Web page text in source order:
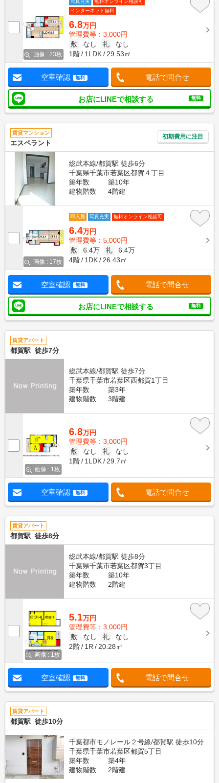
画像 : 23枚
写真充実
無料オンライン相談可
インターネット無料
6.8万円
管理費等：3,000円
敷
なし 礼
なし
1階
1LDK 29.53㎡
空室確認 無料 電話で問合せ
お店にLINEで相談する 無料
賃貸マンション
エスペラント
初期費用に注目
総武本線/都賀駅 徒歩6分
千葉県千葉市若葉区都賀４丁目
築年数
築10年
建物階数
4階建
画像 : 17枚
即入居 写真充実 無料オンライン相談可
6.4万円
管理費等：5,000円
敷
6.4万 礼
6.4万
4階
1DK 26.43㎡
空室確認 無料 電話で問合せ
お店にLINEで相談する 無料
賃貸アパート
都賀駅 徒歩7分
総武本線/都賀駅 徒歩7分
千葉県千葉市若葉区西都賀1丁目
築年数
築3年
建物階数
3階建
画像 : 1枚
6.8万円
管理費等：3,000円
敷
なし 礼
なし
1階
1LDK 29.7㎡
空室確認 無料 電話で問合せ
賃貸アパート
都賀駅 徒歩8分
総武本線/都賀駅 徒歩8分
千葉県千葉市若葉区都賀3丁目
築年数
築10年
建物階数
2階建
画像 : 1枚
5.1万円
管理費等：3,000円
敷
なし 礼
なし
2階
1R 20.28㎡
空室確認 無料 電話で問合せ
賃貸アパート
都賀駅 徒歩10分
千葉都市モノレール２号線/都賀駅 徒歩10分
千葉県千葉市若葉区都賀5丁目
築年数
築4年
建物階数
2階建